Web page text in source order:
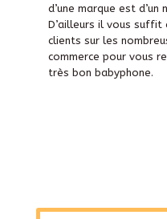
d’une marque est
D’ailleurs il vous suffit
clients sur les
commerce pour vous
très bon babyphone.